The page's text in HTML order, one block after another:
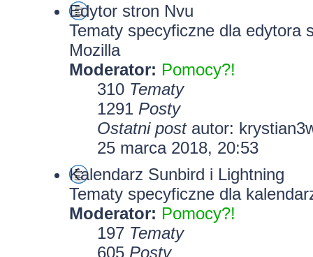
Edytor stron Nvu
Tematy specyficzne dla edytora
Mozilla
Moderator: Pomocy?!
310 Tematy
1291 Posty
Ostatni postautor:
25 marca 2018, 20:53
Kalendarz Sunbird i Lightning
Tematy specyficzne dla
Moderator: Pomocy?!
197 Tematy
605 Posty